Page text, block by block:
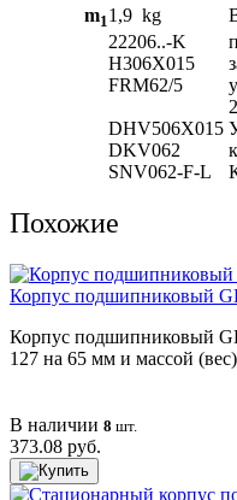
m11,9 kg
22206..-K
H306X015
FRM62/5
DHV506X015
DKV062
SNV062-F-L
Похожие
Корпус подшипниковый
Корпус подшипниковый
127 на 65 мм и массой
В наличии 8 шт.
373.08 руб.